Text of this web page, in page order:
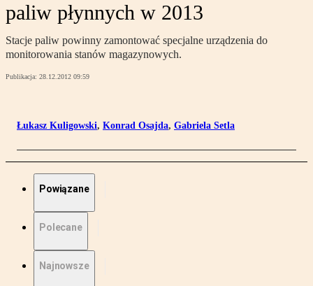
paliw płynnych w 2013
Stacje paliw powinny zamontować specjalne urządzenia do
monitorowania stanów magazynowych.
Publikacja: 28.12.2012 09:59
Łukasz Kuligowski, Konrad Osajda, Gabriela Setla
Powiązane
Polecane
Najnowsze